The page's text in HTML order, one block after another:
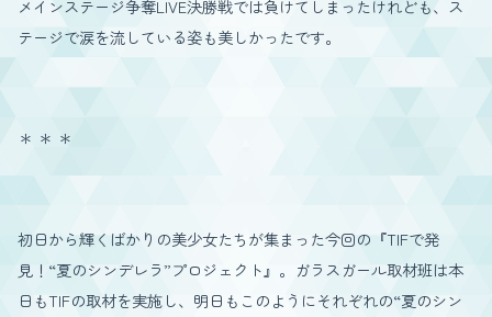
メインステージ争奪LIVE決勝戦では負けてしまったけれども、ス
テージで涙を流している姿も美しかったです。
＊ ＊ ＊
初日から輝くばかりの美少女たちが集まった今回の『TIFで発
見！“夏のシンデレラ”プロジェクト』。ガラスガール取材班は本
日もTIFの取材を実施し、明日もこのようにそれぞれの“夏のシン